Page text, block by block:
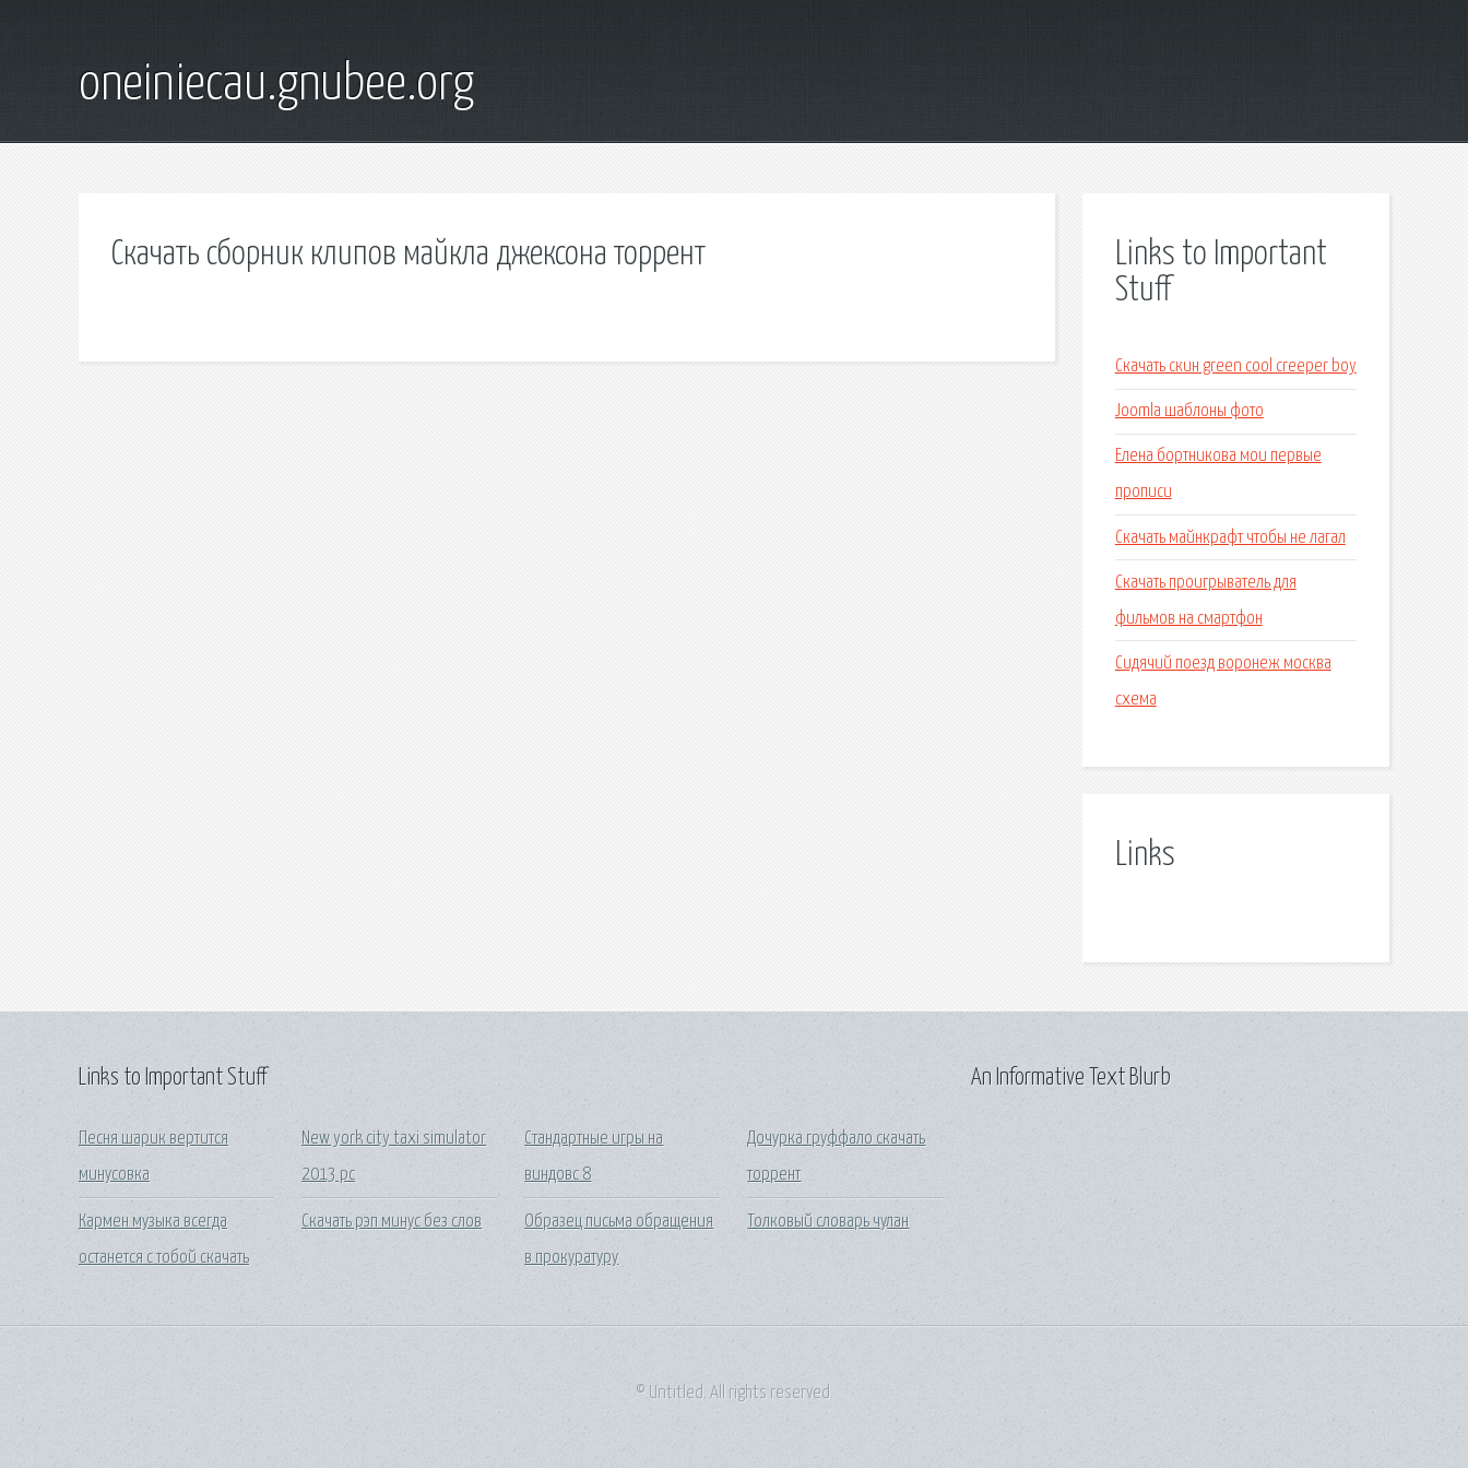
oneiniecau.gnubee.org
Скачать сборник клипов майкла джексона торрент
Links to Important
Stuff
Скачать скин green cool creeper boy
Joomla шаблоны фото
Елена бортникова мои первые
прописи
Скачать майнкрафт чтобы не лагал
Скачать проигрыватель для
фильмов на смартфон
Сидячий поезд воронеж москва
схема
Links
Links to Important Stuff
Песня шарик вертится
минусовка
Кармен музыка всегда
останется с тобой скачать
New york city taxi simulator
2013 pc
Скачать рэп минус без слов
Стандартные игры на
виндовс 8
Образец письма обращения
в прокуратуру
Дочурка груффало скачать
торрент
Толковый словарь чулан
An Informative Text Blurb
© Untitled. All rights reserved.